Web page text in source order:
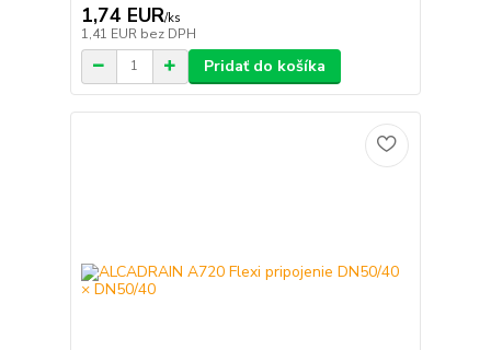
1,74 EUR/ks
1,41 EUR bez DPH
Pridať do košíka